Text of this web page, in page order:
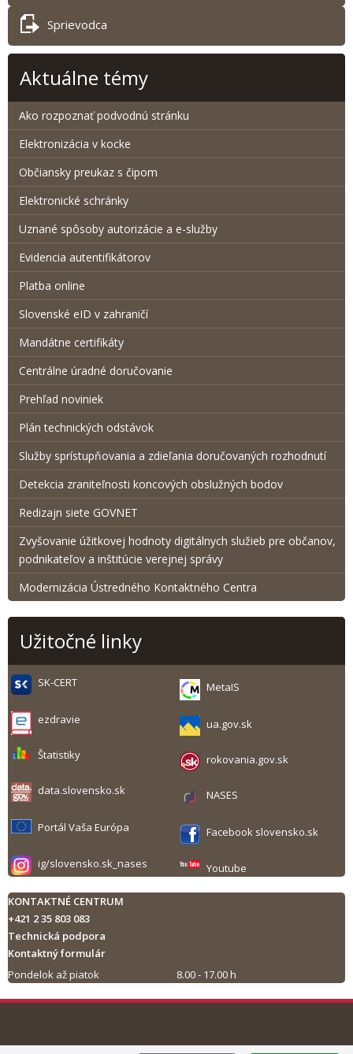
Sprievodca
Aktuálne témy
Ako rozpoznať podvodnú stránku
Elektronizácia v kocke
Občiansky preukaz s čipom
Elektronické schránky
Uznané spôsoby autorizácie a e-služby
Evidencia autentifikátorov
Platba online
Slovenské eID v zahraničí
Mandátne certifikáty
Centrálne úradné doručovanie
Prehľad noviniek
Plán technických odstávok
Služby sprístupňovania a zdieľania doručovaných rozhodnutí
Detekcia zraniteľnosti koncových obslužných bodov
Redizajn siete GOVNET
Zvyšovanie úžitkovej hodnoty digitálnych služieb pre občanov,
podnikateľov a inštitúcie verejnej správy
Modernizácia Ústredného Kontaktného Centra
Užitočné linky
SK-CERT MetaIS
ezdravie ua.gov.sk
Štatistiky rokovania.gov.sk
data.slovensko.sk NASES
Portál Vaša Európa Facebook slovensko.sk
ig/slovensko.sk_nases Youtube
KONTAKTNÉ CENTRUM
+421 2 35 803 083
Technická podpora
Kontaktný formulár
Pondelok až piatok
8.00 - 17.00 h
Tlač obsahu